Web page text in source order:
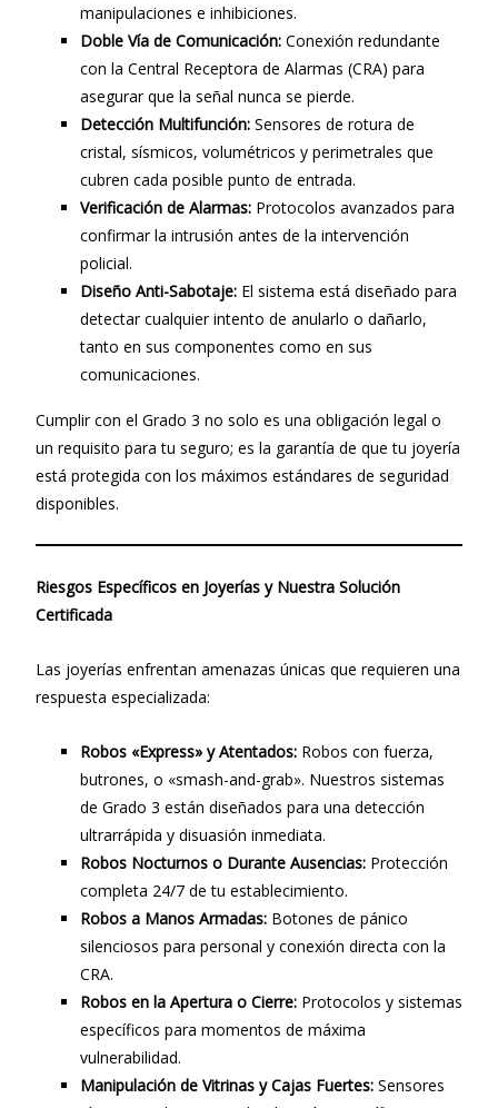
manipulaciones e inhibiciones.
Doble Vía de Comunicación: Conexión redundante
con la Central Receptora de Alarmas (CRA) para
asegurar que la señal nunca se pierde.
Detección Multifunción: Sensores de rotura de
cristal, sísmicos, volumétricos y perimetrales que
cubren cada posible punto de entrada.
Verificación de Alarmas: Protocolos avanzados para
confirmar la intrusión antes de la intervención
policial.
Diseño Anti-Sabotaje: El sistema está diseñado para
detectar cualquier intento de anularlo o dañarlo,
tanto en sus componentes como en sus
comunicaciones.
Cumplir con el Grado 3 no solo es una obligación legal o
un requisito para tu seguro; es la garantía de que tu joyería
está protegida con los máximos estándares de seguridad
disponibles.
Riesgos Específicos en Joyerías y Nuestra Solución
Certificada
Las joyerías enfrentan amenazas únicas que requieren una
respuesta especializada:
Robos «Express» y Atentados: Robos con fuerza,
butrones, o «smash-and-grab». Nuestros sistemas
de Grado 3 están diseñados para una detección
ultrarrápida y disuasión inmediata.
Robos Nocturnos o Durante Ausencias: Protección
completa 24/7 de tu establecimiento.
Robos a Manos Armadas: Botones de pánico
silenciosos para personal y conexión directa con la
CRA.
Robos en la Apertura o Cierre: Protocolos y sistemas
específicos para momentos de máxima
vulnerabilidad.
Manipulación de Vitrinas y Cajas Fuertes: Sensores